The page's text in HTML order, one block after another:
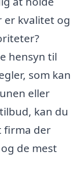
er kvalitet og
hensyn til
som kan
eller
kan du
firma der
de mest